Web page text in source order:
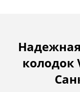
колодок